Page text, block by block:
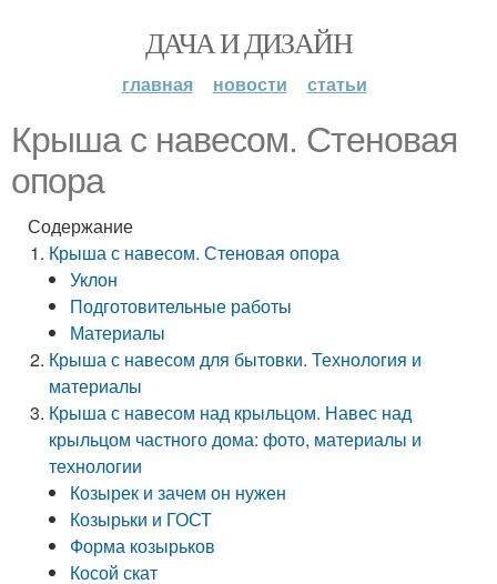
ДАЧА И ДИЗАЙН
главная новости статьи
Крыша с навесом. Стеновая
опора
Содержание
Крыша с навесом. Стеновая опора
Уклон
Подготовительные работы
Материалы
Крыша с навесом для бытовки. Технология и
материалы
Крыша с навесом над крыльцом. Навес над
крыльцом частного дома: фото, материалы и
технологии
Козырек и зачем он нужен
Козырьки и ГОСТ
Форма козырьков
Косой скат